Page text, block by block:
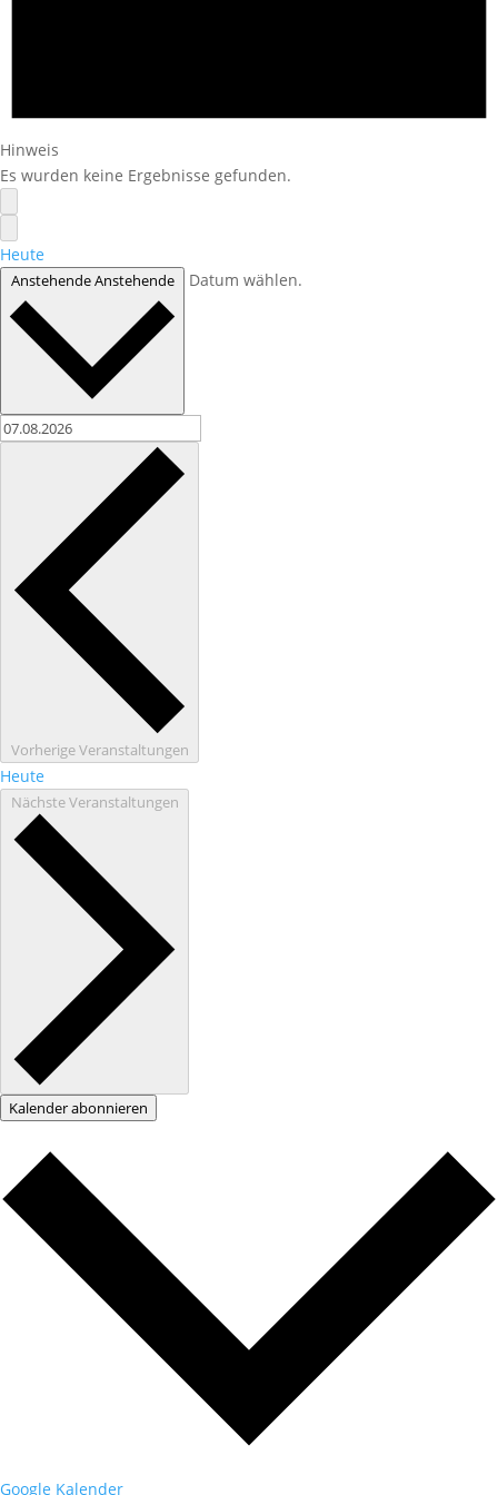
Hinweis
Es wurden keine Ergebnisse gefunden.
Heute
AnstehendeAnstehende Datum wählen.
VorherigeVeranstaltungen
Heute
NächsteVeranstaltungen
Kalender abonnieren
Google Kalender